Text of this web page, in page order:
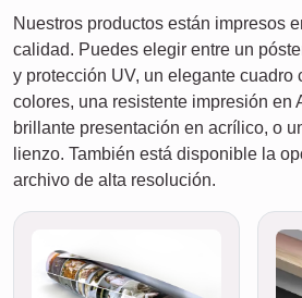
Nuestros productos están impresos
calidad. Puedes elegir entre un
y protección UV, un elegante cuadro
colores, una resistente impresión en
brillante presentación en acrílico, o
lienzo. También está disponible la
archivo de alta resolución.